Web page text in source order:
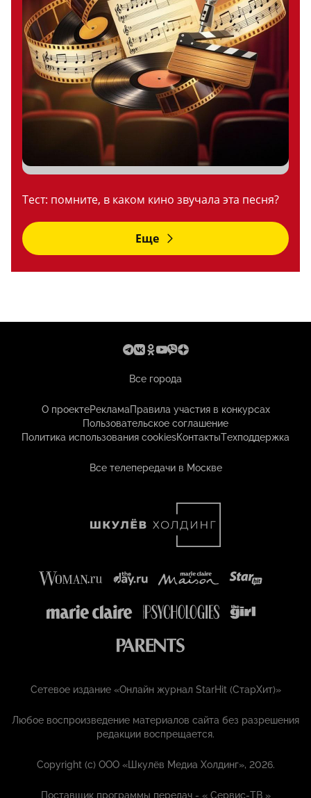
Тест: помните, в каком кино звучала эта песня?
Еще
Все города
О проектеРекламаПравила участия в конкурсах
Пользовательское соглашение
Политика использования cookiesКонтактыТехподдержка
Все телепередачи в Москве
Сетевое издание «Онлайн журнал StarHit (СтарХит)»
Любое воспроизведение материалов сайта без разрешения
редакции воспрещается.
Copyright (с) ООО «Шкулёв Медиа Холдинг», 2026.
Поставщик программы передач - «Сервис-ТВ »